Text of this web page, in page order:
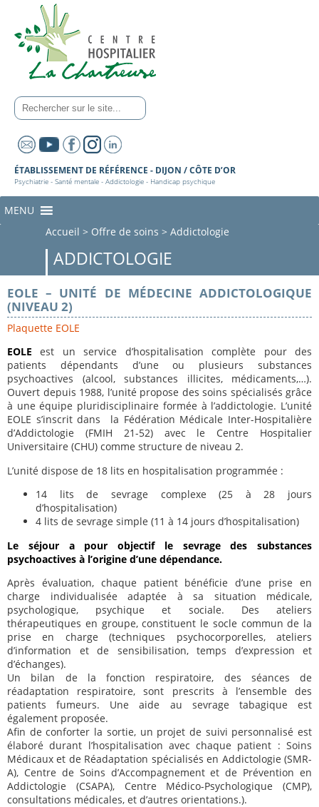
ÉTABLISSEMENT DE RÉFÉRENCE - DIJON / CÔTE D’OR
Psychiatrie - Santé mentale - Addictologie - Handicap psychique
MENU
Accueil > Offre de soins > Addictologie
ADDICTOLOGIE
EOLE – UNITÉ DE MÉDECINE ADDICTOLOGIQUE
(NIVEAU 2)
Plaquette EOLE
EOLEest un service d’hospitalisation complète pour des
patients dépendants d’une ou plusieurs substances
psychoactives (alcool, substances illicites, médicaments,…).
Ouvert depuis 1988, l’unité propose des soins spécialisés grâce
à une équipe pluridisciplinaire formée à l’addictologie. L’unité
EOLE s’inscrit dans la Fédération Médicale Inter-Hospitalière
d’Addictologie (FMIH 21-52) avec le Centre Hospitalier
Universitaire (CHU) comme structure de niveau 2.
L’unité dispose de 18 lits en hospitalisation programmée :
14 lits de sevrage complexe (25 à 28 jours
d’hospitalisation)
4 lits de sevrage simple (11 à 14 jours d’hospitalisation)
Le séjour a pour objectif le sevrage des substances
psychoactives à l’origine d’une dépendance.
Après évaluation, chaque patient bénéficie d’une prise en
charge individualisée adaptée à sa situation médicale,
psychologique, psychique et sociale. Des ateliers
thérapeutiques en groupe, constituent le socle commun de la
prise en charge (techniques psychocorporelles, ateliers
d’information et de sensibilisation, temps d’expression et
d’échanges).
Un bilan de la fonction respiratoire, des séances de
réadaptation respiratoire, sont prescrits à l’ensemble des
patients fumeurs. Une aide au sevrage tabagique est
également proposée.
Afin de conforter la sortie, un projet de suivi personnalisé est
élaboré durant l’hospitalisation avec chaque patient : Soins
Médicaux et de Réadaptation spécialisés en Addictologie (SMR-
A), Centre de Soins d’Accompagnement et de Prévention en
Addictologie (CSAPA), Centre Médico-Psychologique (CMP),
consultations médicales, et d’autres orientations.).